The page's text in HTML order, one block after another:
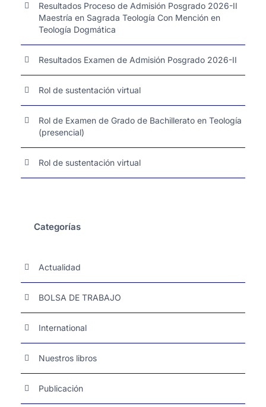
Resultados Proceso de Admisión Posgrado 2026-II
Maestría en Sagrada Teología Con Mención en
Teología Dogmática
Resultados Examen de Admisión Posgrado 2026-II
Rol de sustentación virtual
Rol de Examen de Grado de Bachillerato en Teología
(presencial)
Rol de sustentación virtual
Categorías
Actualidad
BOLSA DE TRABAJO
International
Nuestros libros
Publicación